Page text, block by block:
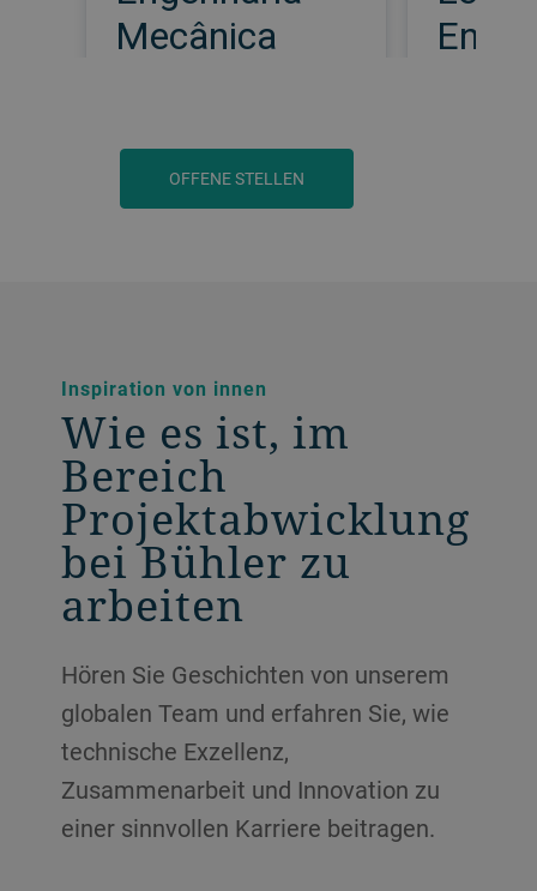
OFFENE STELLEN
Inspiration von innen
Wie es ist, im
Bereich
Projektabwicklung
bei Bühler zu
arbeiten
Hören Sie Geschichten von unserem
globalen Team und erfahren Sie, wie
technische Exzellenz,
Zusammenarbeit und Innovation zu
einer sinnvollen Karriere beitragen.